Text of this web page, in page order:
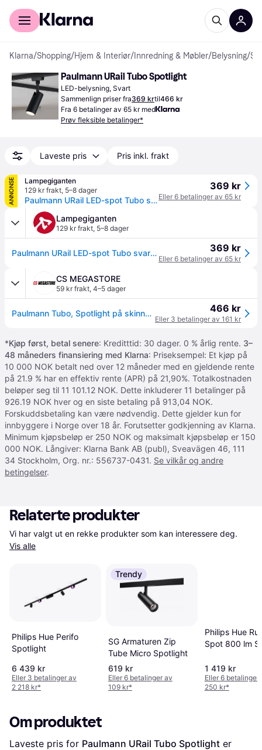
For kunder
Klarna/Shopping/Hjem & Interiør/ Innredning & Møbler/Belysning/
Paulmann URail Tubo Spotlight
LED-belysning, Svart
Sammenlign priser fra369 krtil466 kr
Fra 6 betalinger av 65 kr med
Prøv fleksible betalinger*
Laveste pris Pris inkl. frakt
ANNONSE
Lampegiganten
129 kr frakt, 5–8 dager
Paulmann URail LED-spot Tubo svart 3.000 K Spot, Sort, Stue / spisestue, Metall, Moderne
369 kr
Eller 6 betalinger av 65 kr
Lampegiganten
129 kr frakt, 5–8 dager
Paulmann URail LED-spot Tubo svart 3.000 K Spot, Sort, Stue / spisestue, Metall, Moderne 369 kr
Eller 6 betalinger av 65 kr
CS MEGASTORE
59 kr frakt, 4–5 dager
Paulmann Tubo, Spotlight på skinne, 4,5 W, 3000 K, 160 lm, Svart 466 kr
Eller 3 betalinger av 161 kr
*Kjøp først, betal senere: Kreditttid: 30 dager. 0 % årlig rente. 3–
48 måneders finansiering med Klarna: Priseksempel: Et kjøp på
10 000 NOK betalt ned over 12 måneder med en gjeldende rente
på 21.9 % har en effektiv rente (APR) på 21,90%. Totalkostnaden
beløper seg til 11 101.12 NOK. Dette inkluderer 11 betalinger på
926.19 NOK hver og en siste betaling på 913,04 NOK.
Forskuddsbetaling kan være nødvendig. Dette gjelder kun for
innbyggere i Norge over 18 år. Forutsetter godkjenning av Klarna.
Minimum kjøpsbeløp er 250 NOK og maksimalt kjøpsbeløp er 150
000 NOK. Långiver: Klarna Bank AB (publ), Sveavägen 46, 111
34 Stockholm, Org. nr.: 556737-0431. Se vilkår og andre
betingelser.
Relaterte produkter
Vis alle
Philips Hue Perifo
Spotlight
6 439 kr
Eller 3 betalinger av
2 218 kr*
Trendy
SG Armaturen Zip
Tube Micro Spotlight
619 kr
Eller 6 betalinger av
109 kr*
Philips Hue
Spot 800 lm
1 419 kr
Eller 6 betalinger
250 kr*
Om produktet
Laveste pris for Paulmann URail Tubo Spotlight